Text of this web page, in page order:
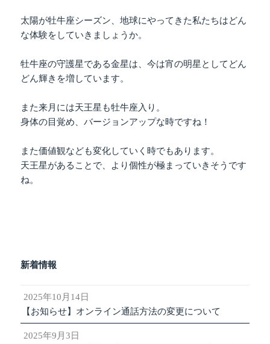
太陽が牡牛座シーズン、地球にやってきた私たちはどん
な体験をしていきましょうか。
牡牛座の守護星である金星は、今は宵の明星としてどん
どん輝きを増しています。
また来月には天王星も牡牛座入り。
身体の目覚め、バージョンアップな時ですね！
また価値観なども変化していく時でもあります。
天王星があることで、より個性が極まっていきそうです
ね。
新着情報
2025年10月14日
【お知らせ】オンライン通話方法の変更について
2025年9月3日